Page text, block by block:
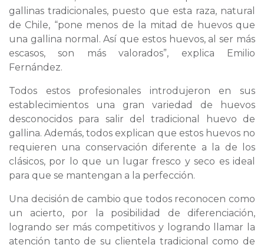
gallinas tradicionales, puesto que esta raza, natural
de Chile, “pone menos de la mitad de huevos que
una gallina normal. Así que estos huevos, al ser más
escasos, son más valorados”, explica Emilio
Fernández.
Todos estos profesionales introdujeron en sus
establecimientos una gran variedad de huevos
desconocidos para salir del tradicional huevo de
gallina. Además, todos explican que estos huevos no
requieren una conservación diferente a la de los
clásicos, por lo que un lugar fresco y seco es ideal
para que se mantengan a la perfección.
Una decisión de cambio que todos reconocen como
un acierto, por la posibilidad de diferenciación,
logrando ser más competitivos y logrando llamar la
atención tanto de su clientela tradicional como de